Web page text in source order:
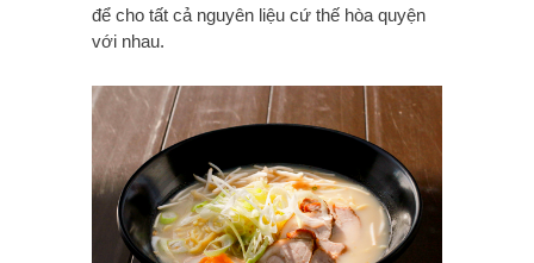
để cho tất cả nguyên liệu cứ thế hòa quyện
với nhau.